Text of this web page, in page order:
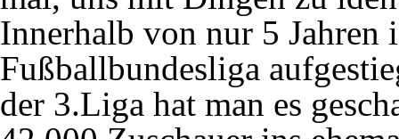
Innerhalb von nur 5
Fußballbundesliga
der 3.Liga hat man es